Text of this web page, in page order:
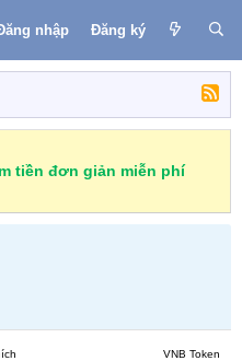
nhập Đăng ký
tiền đơn giản miễn phí
VNB Token